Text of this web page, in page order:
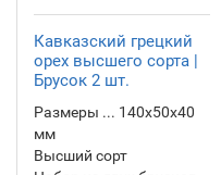
Кавказский грецкий
орех высшего сорта |
Брусок 2 шт.
Размеры ... 140х50х40
мм
Высший сорт